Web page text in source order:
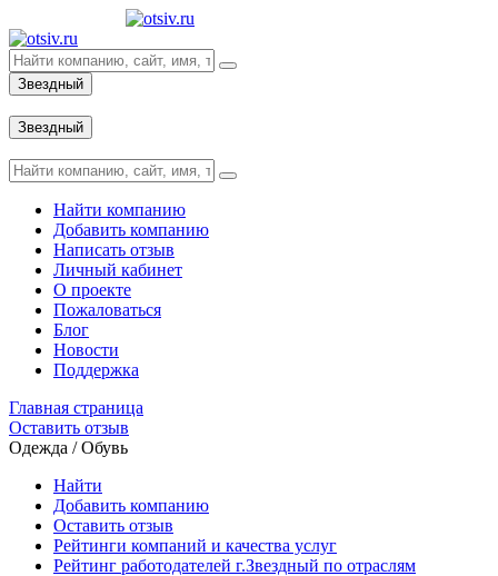
Звездный
Звездный
Найти компанию
Добавить компанию
Написать отзыв
Личный кабинет
О проекте
Пожаловаться
Блог
Новости
Поддержка
Главная страница
Оставить отзыв
Одежда / Обувь
Найти
Добавить компанию
Оставить отзыв
Рейтинги компаний и качества услуг
Рейтинг работодателей г.Звездный по отраслям